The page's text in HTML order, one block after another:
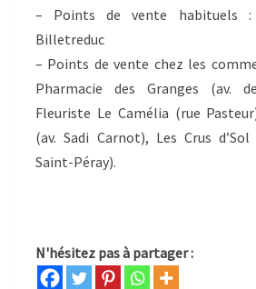
– Points de vente habituels :
Billetreduc
– Points de vente chez les
Pharmacie des Granges (av.
Fleuriste Le Camélia (rue
(av. Sadi Carnot), Les Crus
Saint-Péray).
N'hésitez pas à partager :